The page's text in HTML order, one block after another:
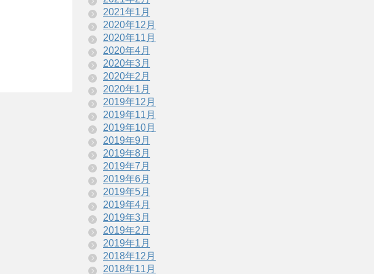
2021年1月
2020年12月
2020年11月
2020年4月
2020年3月
2020年2月
2020年1月
2019年12月
2019年11月
2019年10月
2019年9月
2019年8月
2019年7月
2019年6月
2019年5月
2019年4月
2019年3月
2019年2月
2019年1月
2018年12月
2018年11月